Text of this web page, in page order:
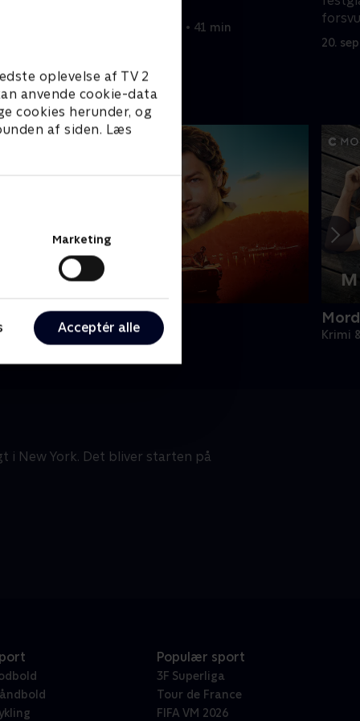
oplevelse af TV 2
anvende cookie-data
cookies herunder, og
af siden. Læs
Marketing
Acceptér alle
20. september 2022 • 41 min
20.
Mord på Mallorca
& Spænding • 2 sæsoner Krimi
i New York. Det bliver starten på
Populær sport
3F Superliga
Tour de France
FIFA VM 2026